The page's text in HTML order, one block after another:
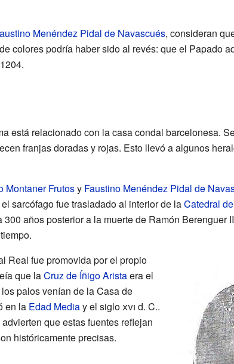
Menéndez Pidal de Navascués, consideran
colores podría haber sido al revés: que el Papado
está relacionado con la casa condal barcelonesa.
franjas doradas y rojas. Esto llevó a algunos
Montaner Frutosy Faustino Menéndez Pidal de
sarcófago fue trasladado al interior de laCatedral
300 años posterior a la muerte de Ramón Berenguer
Real fue promovida por el propio
que laCruz de Íñigo Aristaera el
palos venían de la Casa de
en la Edad Mediay el sigloxvi d. C..
que estas fuentes reflejan
históricamente precisas.